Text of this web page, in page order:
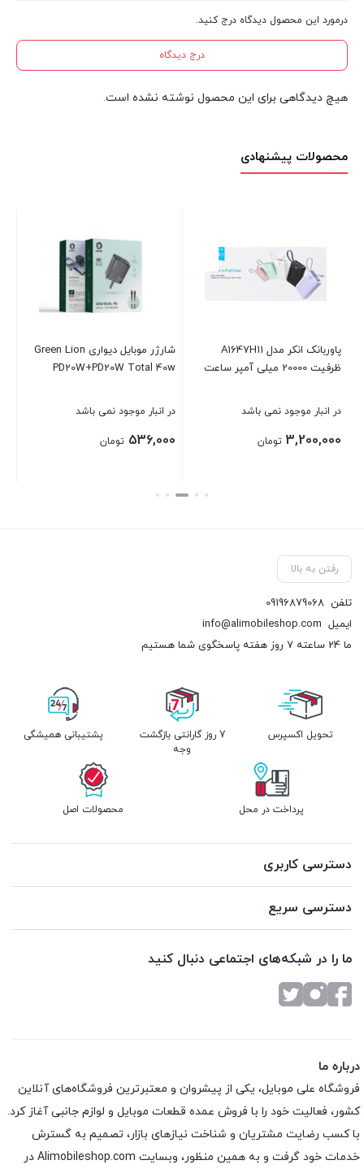
درمورد این محصول دیدگاه درج کنید.
درج دیدگاه
هیچ دیدگاهی برای این محصول نوشته نشده است.
محصولات پیشنهادی
پاوربانک انکر مدل A1647H11
ظرفیت 20000 میلی آمپر ساعت
در انبار موجود نمی باشد
3,200,000 تومان
شارژر موبایل دیواری Green Lion
PD20W+PD20W Total 40w
در انبار موجود نمی باشد
536,000 تومان
بستن
رفتن به بالا
تلفن 09196879068
ایمیل info@alimobileshop.com
ما 24 ساعته 7 روز هفته پاسخگوی شما هستیم
تحویل اکسپرس
7 روز گارانتی بازگشت
وجه
پشتیبانی همیشگی
پرداخت در محل محصولات اصل
دسترسی کاربری
دسترسی سریع
ما را در شبکه‌های اجتماعی دنبال کنید
درباره ما
فروشگاه علی موبایل، یکی از پیشروان و معتبرترین فروشگاه‌های آنلاین
کشور، فعالیت خود را با فروش عمده قطعات موبایل و لوازم جانبی آغاز کرد.
با کسب رضایت مشتریان و شناخت نیازهای بازار، تصمیم به گسترش
خدمات خود گرفت و به همین منظور، وبسایت Alimobileshop.com در